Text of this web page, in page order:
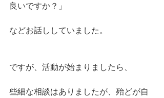
良いですか？」
などお話ししていました。
ですが、活動が始まりましたら、
些細な相談はありましたが、殆どが自